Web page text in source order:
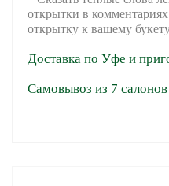
открытки в
открытку к вашему
Доставка по Уфе и
Самовывоз из 7 салонов